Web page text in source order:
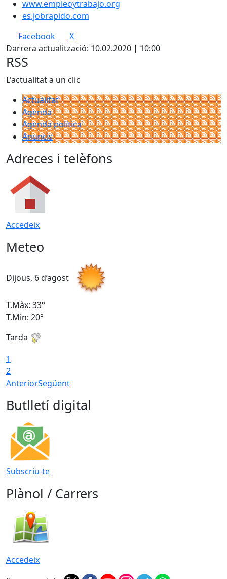
www.empleoytrabajo.org
es.jobrapido.com
Facebook
X
Darrera actualització: 10.02.2020 | 10:00
RSS
L'actualitat a un clic
Actualitat
Agenda
Agenda política
Anuncis
Adreces i telèfons
Accedeix
Meteo
Dijous, 6 d’agost
T.Màx: 33°
T.Min: 20°
Tarda
1
2
AnteriorSegüent
Butlletí digital
Subscriu-te
Plànol / Carrers
Accedeix